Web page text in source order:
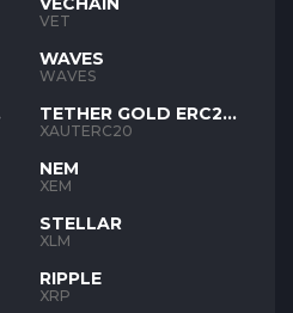
VET
WAVES
WAVES
TETHER GOLD ERC20
XAUT
XAUTERC20
NEM
XEM
STELLAR
XLM
RIPPLE
XRP